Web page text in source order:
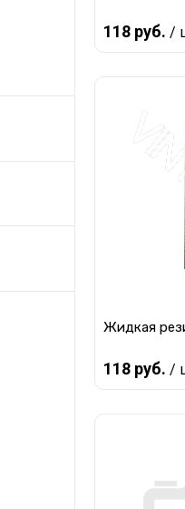
118 руб. /
Купить в 1
В
Жидкая
118 руб. /
В избранное